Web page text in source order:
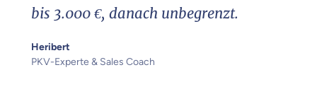
bis 3.000 €, danach unbegrenzt.
Heribert
PKV-Experte & Sales Coach